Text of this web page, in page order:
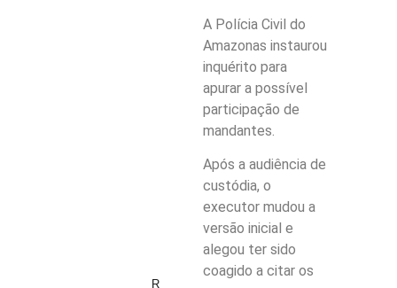
R
A Polícia Civil do
Amazonas instaurou
inquérito para
apurar a possível
participação de
mandantes.
Após a audiência de
custódia, o
executor mudou a
versão inicial e
alegou ter sido
coagido a citar os